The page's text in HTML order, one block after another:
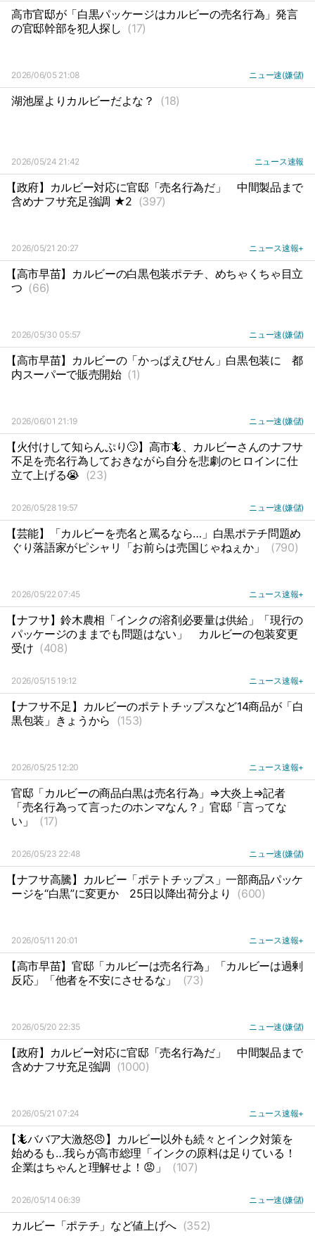
高市官邸が「白黒パッケージはカルビーの売名行為」発言
の官邸幹部を犯人探し (17)
2026/06/05 21:08 ニュー速(嫌儲)
湖池屋よりカルビーだよな？ (18)
2026/05/24 21:42 ニュース速報
【政府】カルビー対応に官邸「売名行為だ」
中間製品まで
含めナフサ充足強調 ★2 (397)
2026/05/21 20:27 ニュース速報+
【高市早苗】カルビーの白黒包装ポテチ、めちゃくちゃ目立
つ (66)
2026/05/30 05:57 ニュー速(嫌儲)
【高市早苗】カルビーの「かっぱえびせん」白黒包装に
都
内スーパーで販売開始 (1)
2026/06/01 21:19 ニュー速(嫌儲)
【火付けして知らんぷり🙄】高市🦎、カルビーさんのナフサ
不足を売名行為しておきながら自分を悲劇のヒロインに仕
立て上げる😭 (23)
2026/05/28 19:57 ニュー速(嫌儲)
【芸能】「カルビーを売名と罵るなら…」白黒ポテチ問題め
ぐり落語家がピシャリ「お前らは売国じゃねぇか」
(790)
2026/05/22 07:45 ニュース速報+
【ナフサ】鈴木農相「インクの溶剤必要量は供給」「現行の
パッケージのままでも問題はない」
カルビーの包装変更
受け (408)
2026/05/15 19:12 ニュース速報+
【ナフサ不足】カルビーのポテトチップスなど14商品が「白
黒包装」きょうから (153)
2026/05/25 12:20 ニュース速報+
官邸「カルビーの商品白黒は売名行為」⇒大炎上⇒記者
「売名行為って言ったのホンマなん？」官邸「言ってな
い」
(17)
2026/05/23 22:48 ニュー速(嫌儲)
【ナフサ高騰】カルビー「ポテトチップス」一部商品パッケ
ージを“白黒”に変更か
25日以降出荷分より (600)
2026/05/11 20:01 ニュース速報+
【高市早苗】官邸「カルビーは売名行為」「カルビーは過剰
反応」「他者を不安にさせるな」
(73)
2026/05/20 22:35 ニュー速(嫌儲)
【政府】カルビー対応に官邸「売名行為だ」
中間製品まで
含めナフサ充足強調 (1000)
2026/05/21 07:24 ニュース速報+
【🦎ババア大激怒😠】カルビー以外も続々とインク対策を
始めるも…我らが高市総理「インクの原料は足りている！
企業はちゃんと理解せよ！😡」
(107)
2026/05/14 06:39 ニュー速(嫌儲)
カルビー「ポテチ」など値上げへ (352)